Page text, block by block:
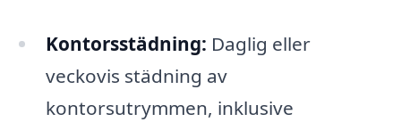
Kontorsstädning: Daglig eller
veckovis städning av
kontorsutrymmen, inklusive